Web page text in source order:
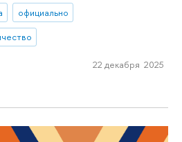
официально
22 декабря 2025